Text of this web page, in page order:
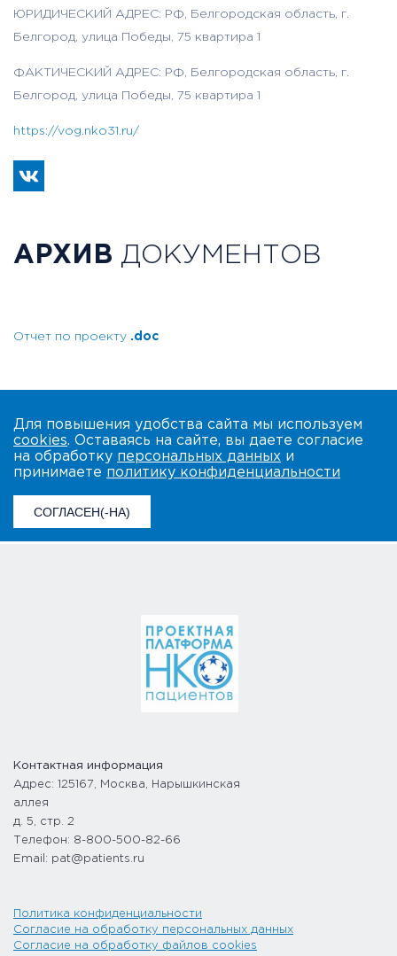
ЮРИДИЧЕСКИЙ АДРЕС: РФ, Белгородская область, г.
Белгород, улица Победы, 75 квартира 1
ФАКТИЧЕСКИЙ АДРЕС: РФ, Белгородская область, г.
Белгород, улица Победы, 75 квартира 1
https://vog.nko31.ru/
АРХИВ ДОКУМЕНТОВ
Отчет по проекту .doc
Для повышения удобства сайта мы используем
cookies. Оставаясь на сайте, вы даете согласие
на обработку персональных данных и
принимаете политику конфиденциальности
СОГЛАСЕН(-НА)
Контактная информация
Адрес: 125167, Москва, Нарышкинская
аллея
д. 5, стр. 2
Телефон: 8-800-500-82-66
Email: pat@patients.ru
Политика конфиденциальности
Согласие на обработку персональных данных
Согласие на обработку файлов cookies